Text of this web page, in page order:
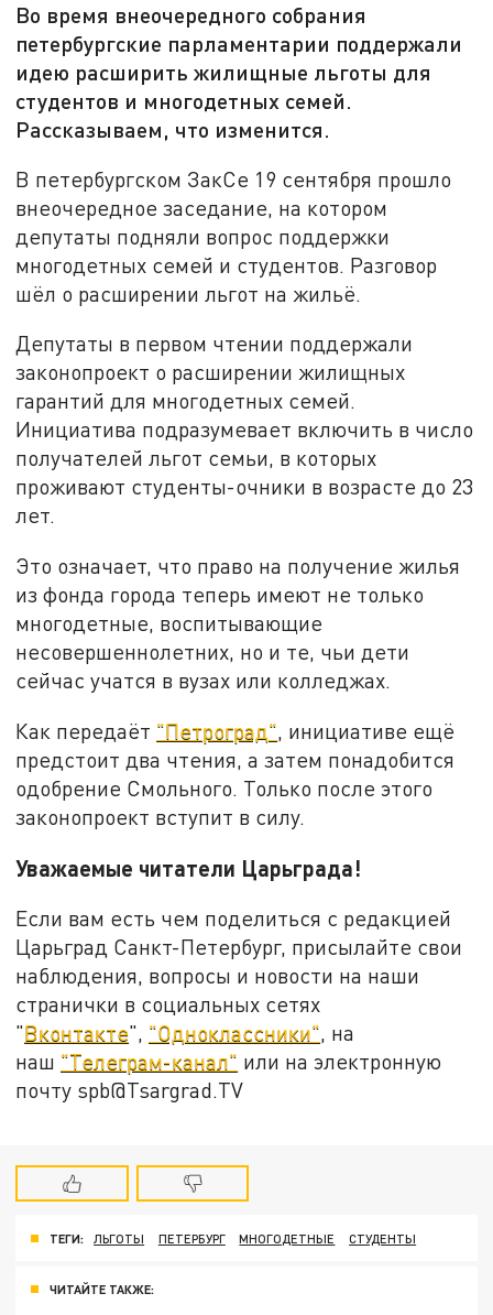
Во время внеочередного собрания
петербургские парламентарии поддержали
идею расширить жилищные льготы для
студентов и многодетных семей.
Рассказываем, что изменится.
В петербургском ЗакСе 19 сентября прошло
внеочередное заседание, на котором
депутаты подняли вопрос поддержки
многодетных семей и студентов. Разговор
шёл о расширении льгот на жильё.
Депутаты в первом чтении поддержали
законопроект о расширении жилищных
гарантий для многодетных семей.
Инициатива подразумевает включить в число
получателей льгот семьи, в которых
проживают студенты-очники в возрасте до 23
лет.
Это означает, что право на получение жилья
из фонда города теперь имеют не только
многодетные, воспитывающие
несовершеннолетних, но и те, чьи дети
сейчас учатся в вузах или колледжах.
Как передаёт "Петроград", инициативе ещё
предстоит два чтения, а затем понадобится
одобрение Смольного. Только после этого
законопроект вступит в силу.
Уважаемые читатели Царьграда!
Если вам есть чем поделиться с редакцией
Царьград Санкт-Петербург, присылайте свои
наблюдения, вопросы и новости на наши
странички в социальных сетях
"Вконтакте", "Одноклассники", на
наш "Телеграм-канал" или на электронную
почту spb@Tsargrad.TV
ТЕГИ: ЛЬГОТЫ ПЕТЕРБУРГ МНОГОДЕТНЫЕ СТУДЕНТЫ
ЧИТАЙТЕ ТАКЖЕ: